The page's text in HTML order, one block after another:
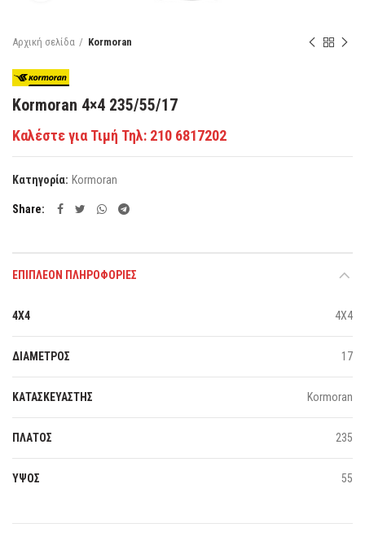
Αρχική σελίδα Kormoran
Kormoran 4×4 235/55/17
Καλέστε για Τιμή Τηλ: 210 6817202
Κατηγορία: Kormoran
Share
ΕΠΙΠΛΈΟΝ ΠΛΗΡΟΦΟΡΊΕΣ
4X4 4Χ4
ΔΙΑΜΕΤΡΟΣ 17
ΚΑΤΑΣΚΕΥΑΣΤΗΣ Kormoran
ΠΛΑΤΟΣ 235
ΥΨΟΣ 55